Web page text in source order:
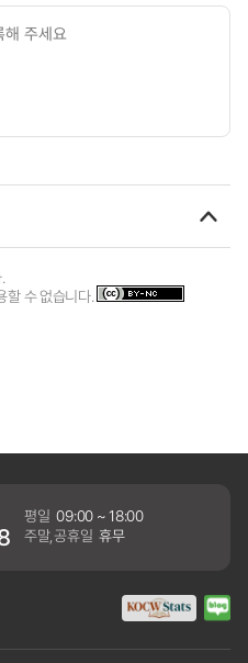
할 수 없습니다.
평일 09:00 ~ 18:00
주말,공휴일 휴무